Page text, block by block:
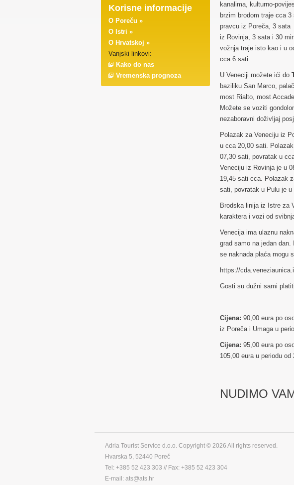
Korisne informacije
O Poreču »
O Istri »
O Hrvatskoj »
Vanjski linkovi:
Kako do nas
Vremenska prognoza
kanalima, kulturno-
brzim brodom traje cca
pravcu iz Poreča, 3
iz Rovinja, 3 sata i 30
vožnja traje isto kao i u
cca 6 sati.
U Veneciji možete ići do
baziliku San Marco,
most Rialto, most
Možete se voziti
nezaboravni doživljaj
Polazak za Veneciju iz
u cca 20,00 sati.
07,30 sati, povratak u
Veneciju iz Rovinja je u
19,45 sati cca. Polazak
sati, povratak u Pulu je
Brodska linija iz Istre za
karaktera i vozi od
Venecija ima ulaznu
grad samo na jedan
se naknada plaća mogu
https://
Gosti su dužni sami
Cijena: 90,00 eura po
iz Poreča i Umaga u
Cijena: 95,00 eura po
105,00 eura u periodu od
NUDIMO
Adria Tourist Service d.o.o. Copyright © 2026 All rights reserved.
Hvarska 5, 52440 Poreč
Tel: +385 52 423 303 // Fax: +385 52 423 304
E-mail: ats@ats.hr